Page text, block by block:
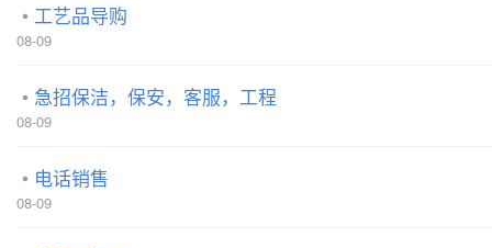
工艺品导购
08-09
急招保洁，保安，客服，工程
08-09
电话销售
08-09